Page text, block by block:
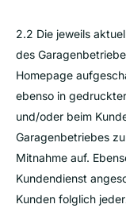
2.2 Die jeweils
des
Homepage
ebenso in
und/oder beim
Garagenbetriebes
Mitnahme auf.
Kundendienst
Kunden folglich